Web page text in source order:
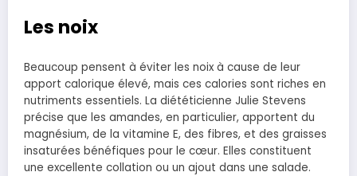
Les noix
Beaucoup pensent à éviter les noix à cause de leur
apport calorique élevé, mais ces calories sont riches en
nutriments essentiels. La diététicienne Julie Stevens
précise que les amandes, en particulier, apportent du
magnésium, de la vitamine E, des fibres, et des graisses
insaturées bénéfiques pour le cœur. Elles constituent
une excellente collation ou un ajout dans une salade.